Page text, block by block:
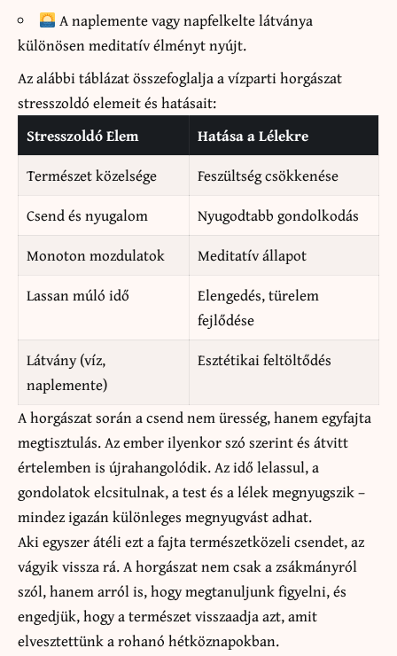
A naplemente vagy napfelkelte látványa
különösen meditatív élményt nyújt.
Az alábbi táblázat összefoglalja a vízparti horgászat
stresszoldó elemeit és hatásait:
Stresszoldó Elem
Hatása a Lélekre
Természet közelsége
Feszültség csökkenése
Csend és nyugalom
Nyugodtabb gondolkodás
Monoton mozdulatok
Meditatív állapot
Lassan múló idő
Elengedés, türelem
fejlődése
Látvány (víz,
naplemente)
Esztétikai feltöltődés
A horgászat során a csend nem üresség, hanem egyfajta
megtisztulás. Az ember ilyenkor szó szerint és átvitt
értelemben is újrahangolódik. Az idő lelassul, a
gondolatok elcsitulnak, a test és a lélek megnyugszik –
mindez igazán különleges megnyugvást adhat.
Aki egyszer átéli ezt a fajta természetközeli csendet, az
vágyik vissza rá. A horgászat nem csak a zsákmányról
szól, hanem arról is, hogy megtanuljunk figyelni, és
engedjük, hogy a természet visszaadja azt, amit
elvesztettünk a rohanó hétköznapokban.